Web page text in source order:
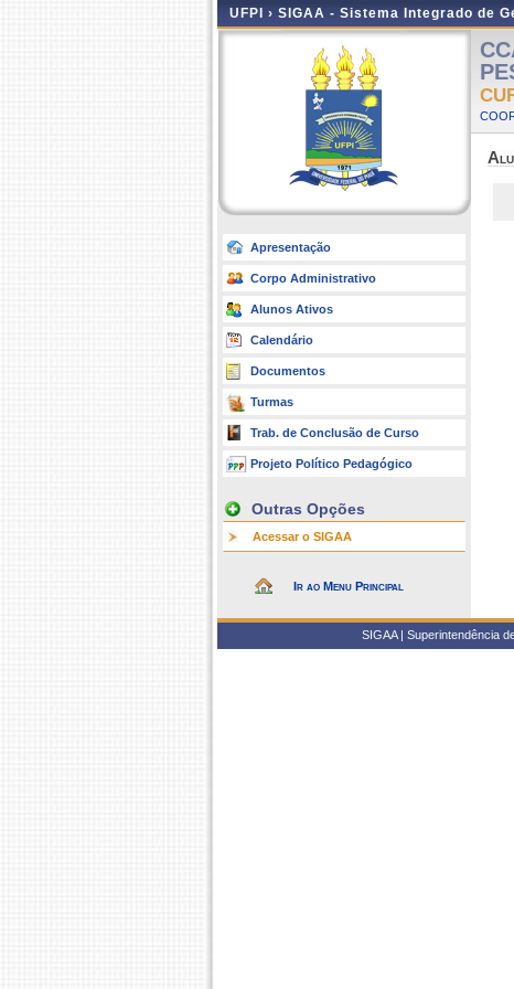
UFPI › SIGAA - Sistema Integrado de
Apresentação
Corpo Administrativo
Alunos Ativos
Calendário
Documentos
Turmas
Trab. de Conclusão de Curso
Projeto Político Pedagógico
Outras Opções
Acessar o SIGAA
Ir ao Menu Principal
SIGAA | Superintendência